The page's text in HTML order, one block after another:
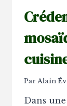
Par Alain
Dans